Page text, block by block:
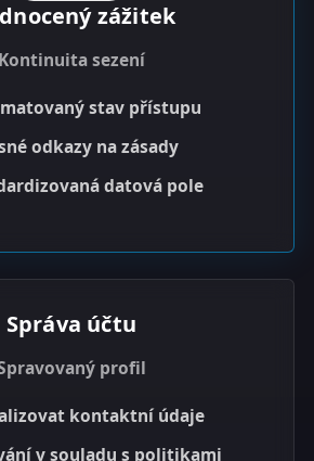
zážitek
Kontinuita sezení
stav přístupu
odkazy na zásady
datová pole
Správa účtu
profil
kontaktní údaje
v souladu s politikami